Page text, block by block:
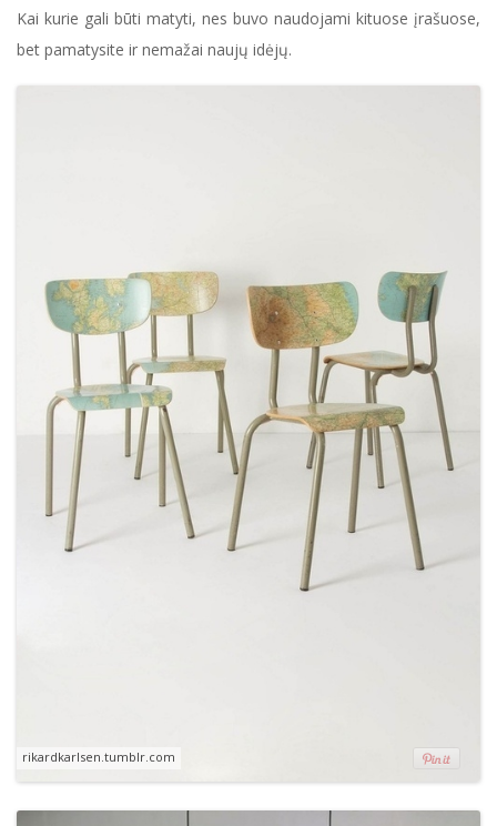
Kai kurie gali būti matyti, nes buvo naudojami kituose įrašuose,
bet pamatysite ir nemažai naujų idėjų.
rikardkarlsen.tumblr.com